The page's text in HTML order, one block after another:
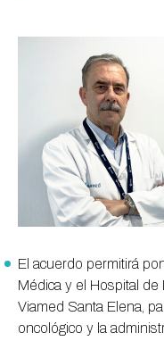
El acuerdo permitirá
Médica y el Hospital de
Viamed Santa Elena,
oncológico y la